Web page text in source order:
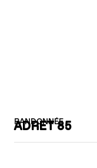
RANDONNÉE
ADRET 85